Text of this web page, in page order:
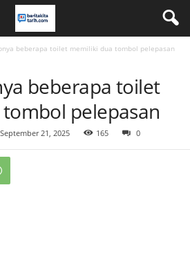
beberapa toilet memiliki dua tombol pelepasan
beberapa toilet
pelepasan
September 21, 2025 165 0